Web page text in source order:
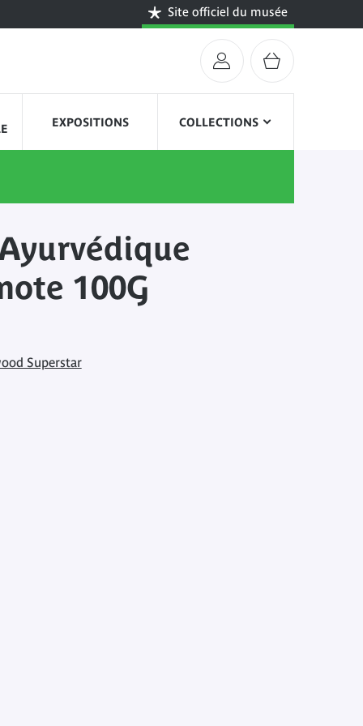
Site officiel du musée
EXPOSITIONS COLLECTIONS
100G
Superstar